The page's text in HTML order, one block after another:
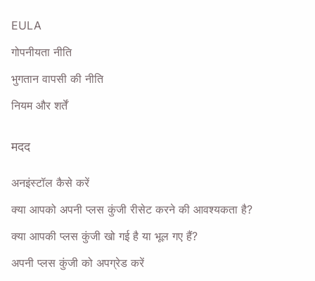
EULA
गोपनीयता नीति
भुगतान वापसी की नीति
नियम और शर्तें
मदद
अनइंस्टॉल कैसे करें
क्या आपको अपनी प्लस कुंजी रीसेट करने की आवश्यकता है?
क्या आपकी प्लस कुंजी खो गई है या भूल गए हैं?
अपनी प्लस कुंजी को अपग्रेड करें